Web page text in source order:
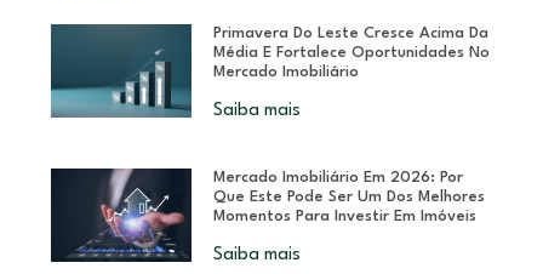
Primavera Do Leste Cresce Acima Da
Média E Fortalece Oportunidades No
Mercado Imobiliário
Saiba mais
Mercado Imobiliário Em 2026: Por
Que Este Pode Ser Um Dos Melhores
Momentos Para Investir Em Imóveis
Saiba mais